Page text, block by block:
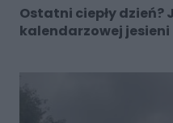
Ostatni ciepły dzień?
kalendarzowej jesieni